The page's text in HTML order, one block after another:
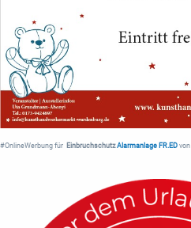
#OnlineWerbung für Einbruchschutz Alarmanlage FR.ED von